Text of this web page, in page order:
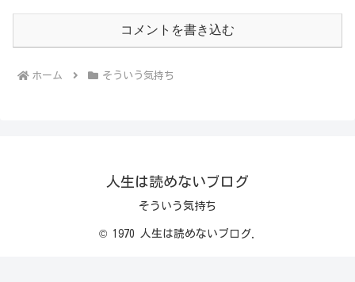
コメントを書き込む
ホーム そういう気持ち
人生は読めないブログ
そういう気持ち
© 1970 人生は読めないブログ.